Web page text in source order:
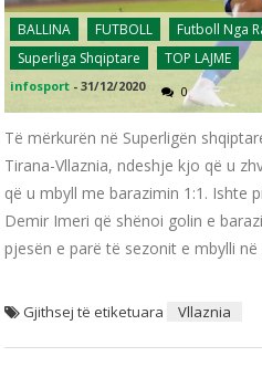
BALLINA FUTBOLL Futboll Nga
Superliga Shqiptare
TOP LAJME
infosport -31/12/2020 0
Të mërkurën në Superligën
Tirana-Vllaznia, ndeshje kjo që u
që u mbyll me barazimin 1:1. Ishte
Demir Imeri që shënoi golin e
pjesën e parë të sezonit e mbylli
Gjithsej të etiketuara Vllaznia